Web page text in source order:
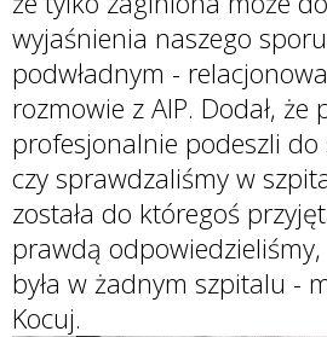
wyjaśnienia naszego
podwładnym -
rozmowie z AIP. Dodał,
profesjonalnie podeszli do
czy sprawdzaliśmy w
została do któregoś
prawdą
była w żadnym szpitalu -
Kocuj.